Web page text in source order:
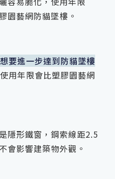
園藝網防貓墜樓。
要進一步達到防貓墜樓
用年限會比塑膠園藝網
隱形鐵窗，鋼索線距2.5
會影響建築物外觀。